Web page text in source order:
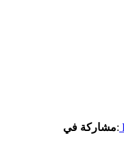
:مشاركة في